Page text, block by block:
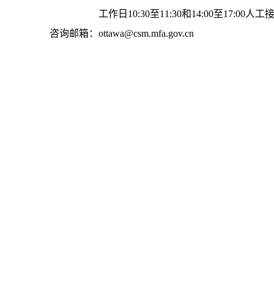
工作日10:30至11:30和14:00至17:00人工
咨询邮箱：ottawa@csm.mfa.gov.cn